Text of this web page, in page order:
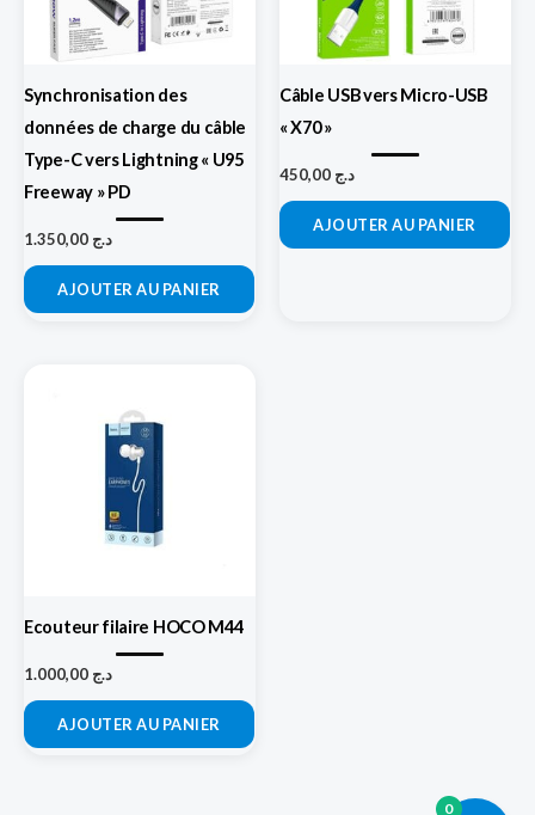
Synchronisation des
données de charge du câble
Type-C vers Lightning « U95
Freeway » PD
د.ج
AJOUTER AU PANIER
Câble USB vers Micro-USB
« X70 »
د.ج
AJOUTER AU PANIER
Ecouteur filaire HOCO M44
د.ج
AJOUTER AU PANIER
0